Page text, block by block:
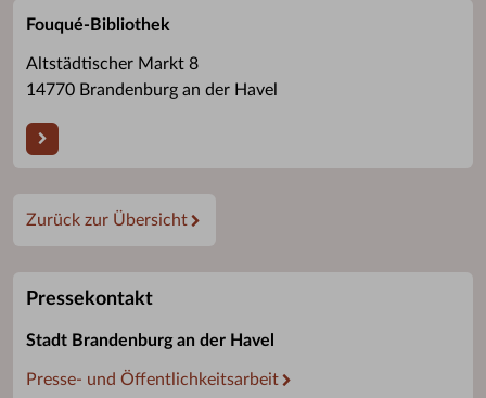
Fouqué-Bibliothek
Altstädtischer Markt 8
14770 Brandenburg an der Havel
Zurück zur Übersicht
Pressekontakt
Stadt Brandenburg an der Havel
Presse- und Öffentlichkeitsarbeit